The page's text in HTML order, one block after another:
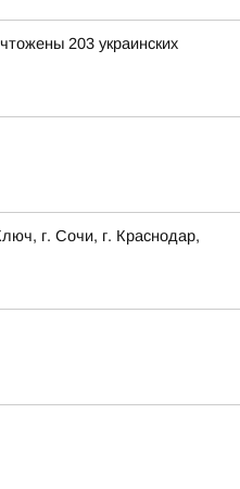
203 украинских
г. Сочи, г. Краснодар,